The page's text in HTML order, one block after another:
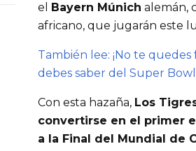
el Bayern Múnich alemán,
africano, que jugarán este
También lee: ¡No te
debes saber del Super Bowl
Con esta hazaña, Los
convertirse en el primer
a la Final del Mundial de